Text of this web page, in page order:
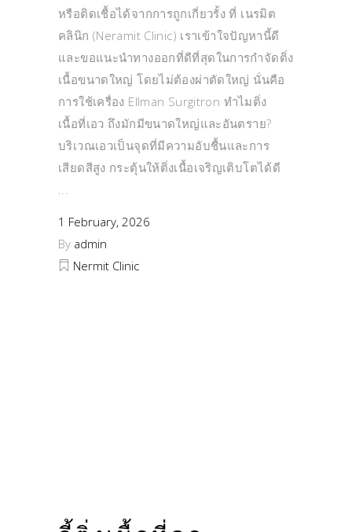
หรือติดเชื้อได้จากการถูกเกี่ยวรั้ง ที่ เนรมิต
คลินิก (Neramit Clinic) เราเข้าใจปัญหานี้ดี
และขอแนะนำทางออกที่ดีที่สุดในการกำจัดติ่ง
เนื้อขนาดใหญ่ โดยไม่ต้องผ่าตัดใหญ่ นั่นคือ
การใช้เครื่อง Ellman Surgitron ทำไมติ่ง
เนื้อที่เอว ถึงมักมีขนาดใหญ่และอันตราย?
บริเวณเอวเป็นจุดที่มีความอับชื้นและการ
เสียดสีสูง กระตุ้นให้ติ่งเนื้อเจริญเติบโตได้ดี
1 February, 2026
By admin
Nermit Clinic